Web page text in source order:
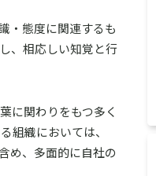
・態度に関連するも
、相応しい知覚と行
に関わりをもつ多く
組織においては、
め、多面的に自社の